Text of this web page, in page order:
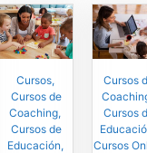
Cursos,
Cursos de
Coaching,
Cursos de
Educación,
Cursos
Cursos
Cursos